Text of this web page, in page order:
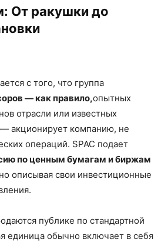
От ракушки до
с того, что группа
— как правило,опытных
отрасли или известных
акционирует компанию, не
операций. SPAC подает
по ценным бумагам и биржам
описывая свои инвестиционные
публике по стандартной
единица обычно включает в себя